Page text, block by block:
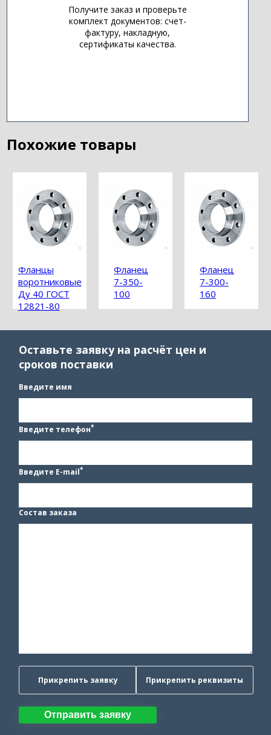
Получите заказ и проверьте
комплект документов: счет-
фактуру, накладную,
сертификаты качества.
Похожие товары
Фланцы
воротниковые
Ду 40 ГОСТ
12821-80
Фланец
7-350-
100
Фланец
7-300-
160
Оставьте заявку на расчёт цен и
сроков поставки
Введите имя
Введите телефон*
Введите E-mail*
Состав заказа
Прикрепить заявку Прикрепить реквизиты
Отправить заявку